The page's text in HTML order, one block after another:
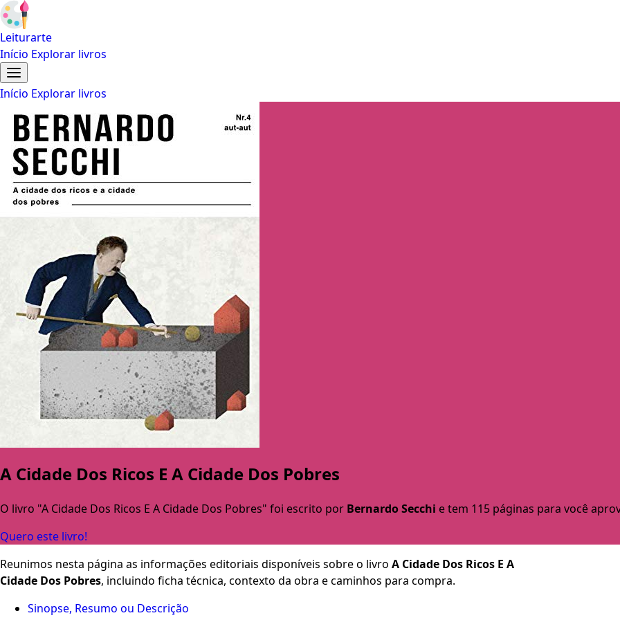
Leiturarte
Início Explorar livros
Início Explorar livros
A Cidade Dos Ricos E A Cidade Dos Pobres
O livro "A Cidade Dos Ricos E A Cidade Dos Pobres" foi escrito por Bernardo Secchi e tem 115 páginas para você
Quero este livro!
Reunimos nesta página as informações editoriais disponíveis sobre o livro A Cidade Dos Ricos E A
Cidade Dos Pobres, incluindo ficha técnica, contexto da obra e caminhos para compra.
Sinopse, Resumo ou Descrição